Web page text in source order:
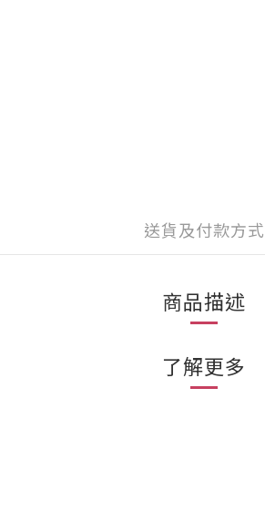
送貨及付款方式
商品描述
了解更多